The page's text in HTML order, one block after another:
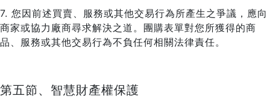
7. 您因前述買賣、服務或其他交易行為所產生之爭議，應向
商家或協力廠商尋求解決之道。團購表單對您所獲得的商
品、服務或其他交易行為不負任何相關法律責任。
第五節、智慧財產權保護